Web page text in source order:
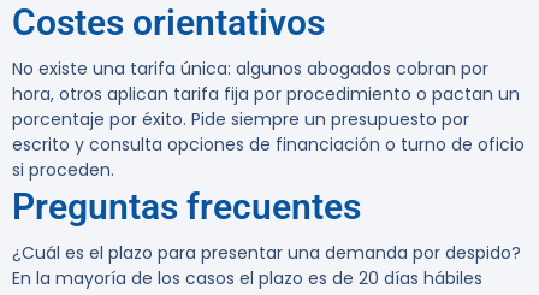
Costes orientativos
No existe una tarifa única: algunos abogados cobran por
hora, otros aplican tarifa fija por procedimiento o pactan un
porcentaje por éxito. Pide siempre un presupuesto por
escrito y consulta opciones de financiación o turno de oficio
si proceden.
Preguntas frecuentes
¿Cuál es el plazo para presentar una demanda por despido?
En la mayoría de los casos el plazo es de 20 días hábiles